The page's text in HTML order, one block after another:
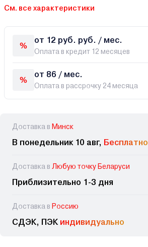
См. все характеристики
от 12 руб. руб. / мес.
Оплата в кредит 12 месяцев
от 86 / мес.
Оплата в рассрочку 24 месяца
Доставка в Минск
В понедельник 10 авг, Бесплатно
Доставка в Любую точку Беларуси
Приблизительно 1-3 дня
Доставка в Россию
СДЭК, ПЭК индивидуально